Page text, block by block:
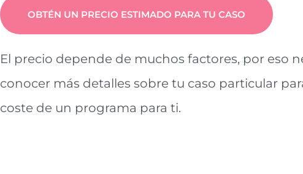
OBTÉN UN PRECIO ESTIMADO PARA TU CASO
El precio depende de muchos factores, por eso
conocer más detalles sobre tu caso particular
coste de un programa para ti.